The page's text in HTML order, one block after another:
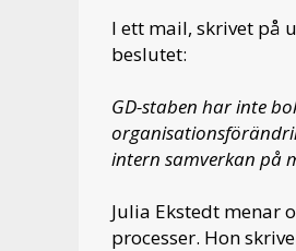
I ett mail, skrivet på
beslutet:
GD-staben har inte
intern samverkan på
Julia Ekstedt menar
processer. Hon